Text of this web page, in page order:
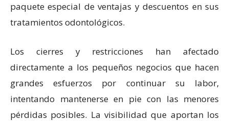
paquete especial de ventajas y descuentos en sus
tratamientos odontológicos.
Los cierres y restricciones han afectado
directamente a los pequeños negocios que hacen
grandes esfuerzos por continuar su labor,
intentando mantenerse en pie con las menores
pérdidas posibles. La visibilidad que aportan los